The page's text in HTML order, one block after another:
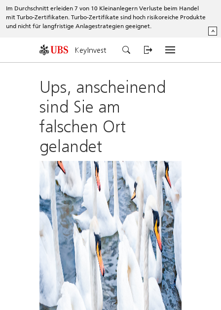
Im Durchschnitt erleiden 7 von 10 Kleinanlegern Verluste beim Handel
mit Turbo-Zertifikaten. Turbo-Zertifikate sind hoch risikoreiche Produkte
und nicht für langfristige Anlagestrategien geeignet.
^
KeyInvest
Ups, anscheinend
sind Sie am
falschen Ort
gelandet